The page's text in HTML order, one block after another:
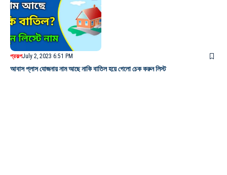
প্রকল্পJuly 2, 2023 6:51 PM
আবাস প্লাস যোজনায় নাম আছে নাকি বাতিল হয়ে গেলো চেক করুন লিস্ট